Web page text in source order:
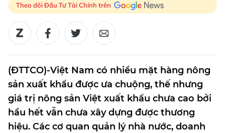
Theo dõi Đầu Tư Tài Chính trên
(ĐTTCO)-Việt Nam có nhiều mặt hàng nông
sản xuất khẩu được ưa chuộng, thế nhưng
giá trị nông sản Việt xuất khẩu chưa cao bởi
hầu hết vẫn chưa xây dựng được thương
hiệu. Các cơ quan quản lý nhà nước, doanh